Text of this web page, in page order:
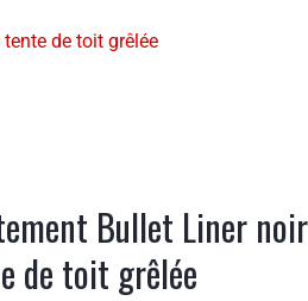
de toit grêlée
Bullet Liner
de toit grêlée